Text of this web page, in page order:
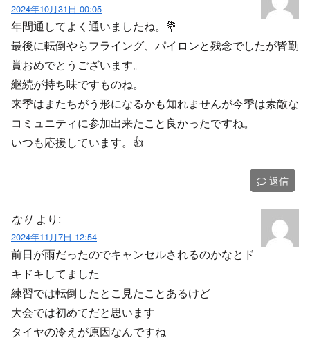
2024年10月31日 00:05
年間通してよく通いましたね。💐
最後に転倒やらフライング、パイロンと残念でしたが皆勤
賞おめでとうございます。
継続が持ち味ですものね。
来季はまたちがう形になるかも知れませんが今季は素敵な
コミュニティに参加出来たこと良かったですね。
いつも応援しています。👍️
返信
なり より:
2024年11月7日 12:54
前日が雨だったのでキャンセルされるのかなとド
キドキしてました
練習では転倒したとこ見たことあるけど
大会では初めてだと思います
タイヤの冷えが原因なんですね